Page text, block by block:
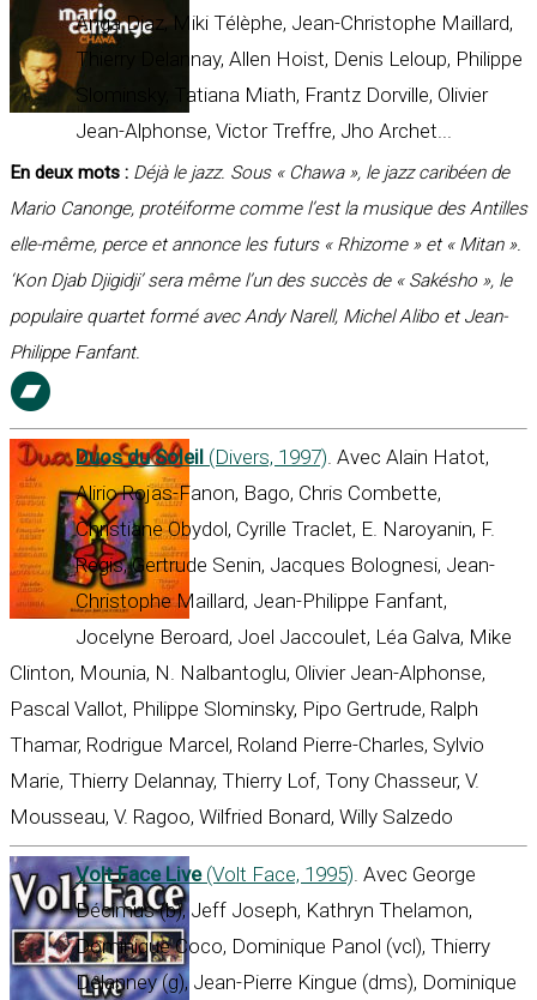
Anga Diaz, Miki Télèphe, Jean-Christophe Maillard,
Thierry Delannay, Allen Hoist, Denis Leloup, Philippe
Slominsky, Tatiana Miath, Frantz Dorville, Olivier
Jean-Alphonse, Victor Treffre, Jho Archet...
En deux mots : Déjà le jazz. Sous « Chawa », le jazz caribéen de
Mario Canonge, protéiforme comme l’est la musique des Antilles
elle-même, perce et annonce les futurs « Rhizome » et « Mitan ».
‘Kon Djab Djigidji’ sera même l’un des succès de « Sakésho », le
populaire quartet formé avec Andy Narell, Michel Alibo et Jean-
Philippe Fanfant.
Duos du Soleil (Divers, 1997). Avec Alain Hatot,
Alirio Rojas-Fanon, Bago, Chris Combette,
Christiane Obydol, Cyrille Traclet, E. Naroyanin, F.
Regis, Gertrude Senin, Jacques Bolognesi, Jean-
Christophe Maillard, Jean-Philippe Fanfant,
Jocelyne Beroard, Joel Jaccoulet, Léa Galva, Mike
Clinton, Mounia, N. Nalbantoglu, Olivier Jean-Alphonse,
Pascal Vallot, Philippe Slominsky, Pipo Gertrude, Ralph
Thamar, Rodrigue Marcel, Roland Pierre-Charles, Sylvio
Marie, Thierry Delannay, Thierry Lof, Tony Chasseur, V.
Mousseau, V. Ragoo, Wilfried Bonard, Willy Salzedo
Volt Face Live(Volt Face, 1995). Avec George
Décimus (b), Jeff Joseph, Kathryn Thelamon,
Dominique Coco, Dominique Panol (vcl), Thierry
Delanney (g), Jean-Pierre Kingue (dms), Dominique